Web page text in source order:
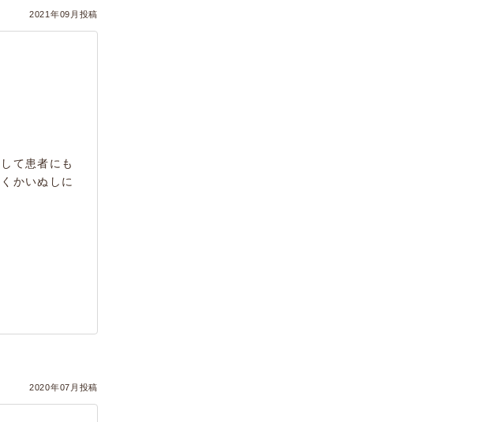
2021年09月投稿
て患者にも
かいぬしに
2020年07月投稿